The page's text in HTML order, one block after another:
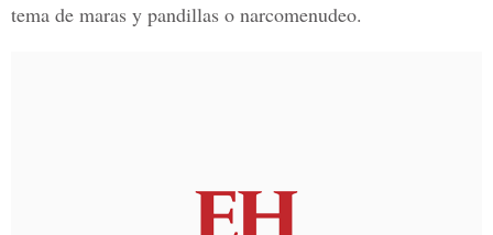
tema de maras y pandillas o narcomenudeo.